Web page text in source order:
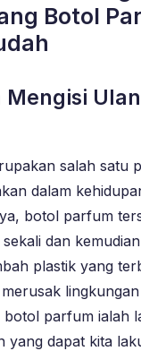
Botol
Mengisi
salah satu
dalam
botol parfum
dan
plastik yang
botol parfum ialah
yang dapat kita